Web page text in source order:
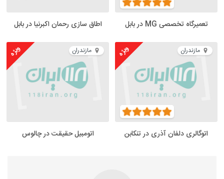
تعمیرگاه تخصصی MG در بابل اطاق سازی رحمان اکبرنیا در بابل
مازندران ویژه
اتوگالری دلفان آذری در تنکابن
مازندران ویژه
اتومبیل حقیقت در چالوس